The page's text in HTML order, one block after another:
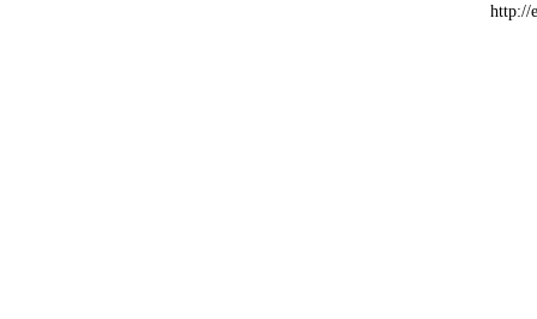
http://